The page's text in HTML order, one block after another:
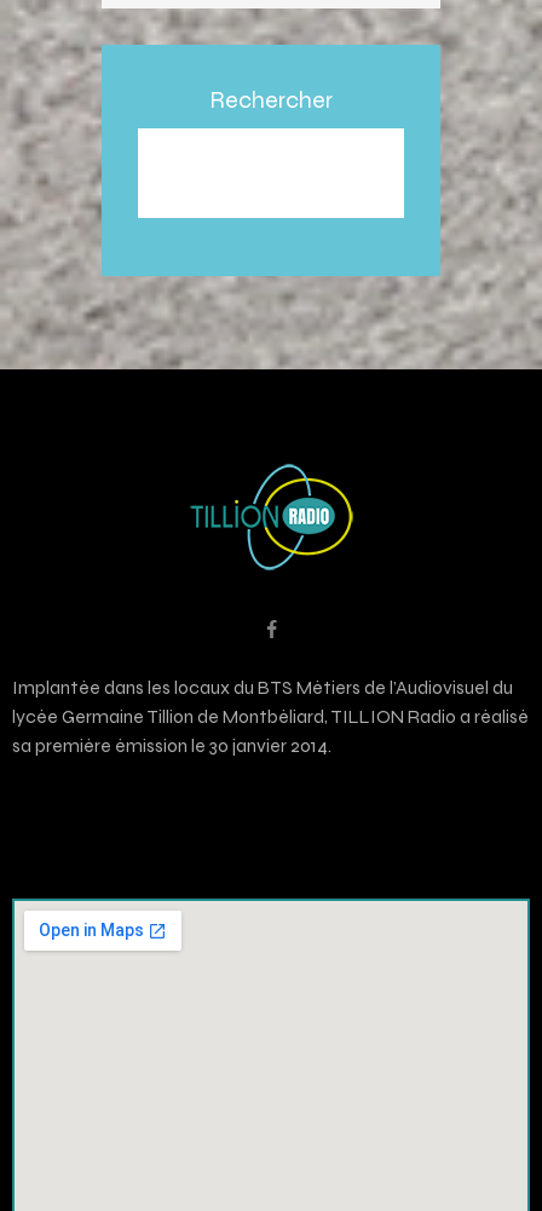
Rechercher
Implantée dans les locaux du BTS Métiers de l’Audiovisuel du
lycée Germaine Tillion de Montbéliard, TILLION Radio a réalisé
sa première émission le 30 janvier 2014.